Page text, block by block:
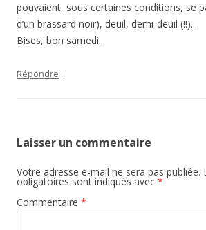
pouvaient, sous certaines conditions, se
d’un brassard noir), deuil, demi-deuil (!!)..
Bises, bon samedi.
Répondre ↓
Laisser un commentaire
Votre adresse e-mail ne sera pas publiée.
obligatoires sont indiqués avec *
Commentaire *